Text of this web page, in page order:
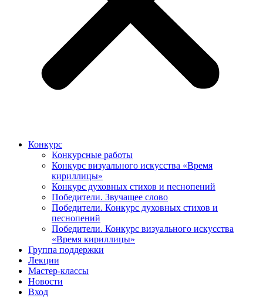
Конкурс
Конкурсные работы
Конкурс визуального искусства «Время
кириллицы»
Конкурс духовных стихов и песнопений
Победители. Звучащее слово
Победители. Конкурс духовных стихов и
песнопений
Победители. Конкурс визуального искусства
«Время кириллицы»
Группа поддержки
Лекции
Мастер-классы
Новости
Вход